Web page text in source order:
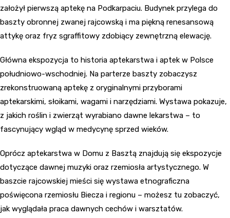
założył pierwszą aptekę na Podkarpaciu. Budynek przylega do
baszty obronnej zwanej rajcowską i ma piękną renesansową
attykę oraz fryz sgraffitowy zdobiący zewnętrzną elewację.
Główna ekspozycja to historia aptekarstwa i aptek w Polsce
południowo-wschodniej. Na parterze baszty zobaczysz
zrekonstruowaną aptekę z oryginalnymi przyborami
aptekarskimi, słoikami, wagami i narzędziami. Wystawa pokazuje,
z jakich roślin i zwierząt wyrabiano dawne lekarstwa – to
fascynujący wgląd w medycynę sprzed wieków.
Oprócz aptekarstwa w Domu z Basztą znajdują się ekspozycje
dotyczące dawnej muzyki oraz rzemiosła artystycznego. W
baszcie rajcowskiej mieści się wystawa etnograficzna
poświęcona rzemiosłu Biecza i regionu – możesz tu zobaczyć,
jak wyglądała praca dawnych cechów i warsztatów.